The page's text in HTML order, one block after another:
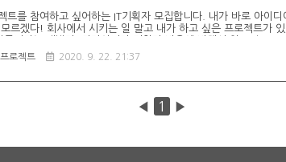
트를 참여하고 싶어하는 IT기획자 모집합니다. 내가 바로 아이
르겠다! 회사에서 시키는 일 말고 내가 하고 싶은 프로젝트가
할 수 없다는 것은 불가능합니다!!! 저희 커뮤니티에서는 그 누
부탁드리는 단 한 가지는 가볍게 쓴 모집글입니다!!! 디테일한
로젝트 2020. 9. 22. 21:37
◀ 1 ▶